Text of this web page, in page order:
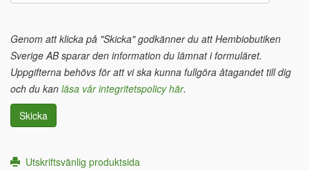
Genom att klicka på "Skicka" godkänner du att Hembiobutiken
Sverige AB sparar den information du lämnat i formuläret.
Uppgifterna behövs för att vi ska kunna fullgöra åtagandet till dig
och du kan läsa vår integritetspolicy här.
Skicka
Utskriftsvänlig produktsida